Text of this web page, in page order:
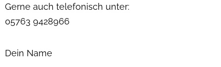
Gerne auch telefonisch unter:
05763 9428966
Dein Name